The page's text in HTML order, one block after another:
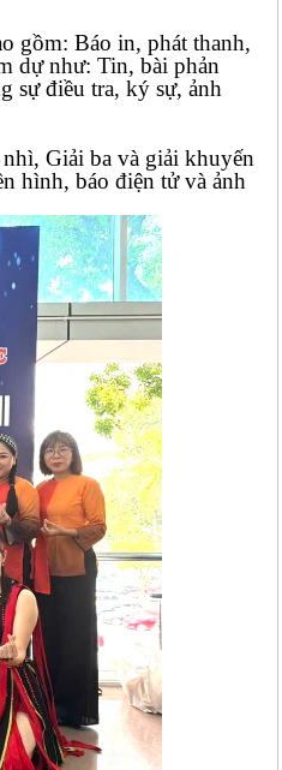
gồm: Báo in, phát thanh,
dự như: Tin, bài phản
sự điều tra, ký sự, ảnh
Giải ba và giải khuyến
hình, báo điện tử và ảnh